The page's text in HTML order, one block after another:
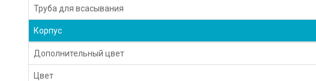
Труба для всасывания
Корпус
Дополнительный цвет
Цвет